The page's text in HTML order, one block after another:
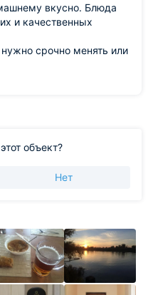
вкусно. Блюда
и качественных
срочно менять или
Никогда не
объект?
Нет